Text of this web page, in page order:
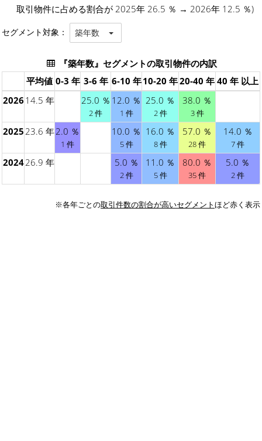
取引物件に占める割合が 2025年 26.5 ％ → 2026年 12.5 ％)
セグメント対象： 築年数
『築年数』セグメントの取引物件の内訳
平均値 0-3 年 3-6 年 6-10 年10-20 年20-40 年 40 年 以上
2026 14.5 年 25.0 ％
2 件
12.0 ％
1 件
25.0 ％
2 件
38.0 ％
3 件
202523.6 年2.0 ％
1 件
10.0 ％
5 件
16.0 ％
8 件
57.0 ％
28 件
14.0 ％
7 件
202426.9 年 5.0 ％
2 件
11.0 ％
5 件
80.0 ％
35 件
5.0 ％
2 件
※各年ごとの取引件数の割合が高いセグメントほど赤く表示